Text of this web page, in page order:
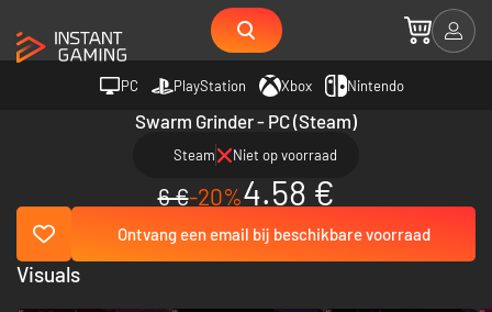
PC PlayStation Xbox Nintendo
Swarm Grinder - PC (Steam)
Steam Niet op voorraad
6 €-20%4.58 €
Ontvang een email bij beschikbare voorraad
Visuals